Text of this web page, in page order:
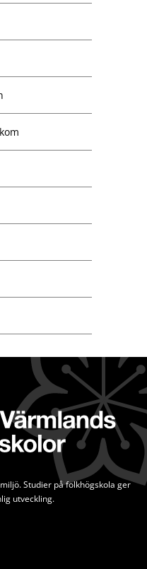
Studier på folkhögskola ger
utveckling.